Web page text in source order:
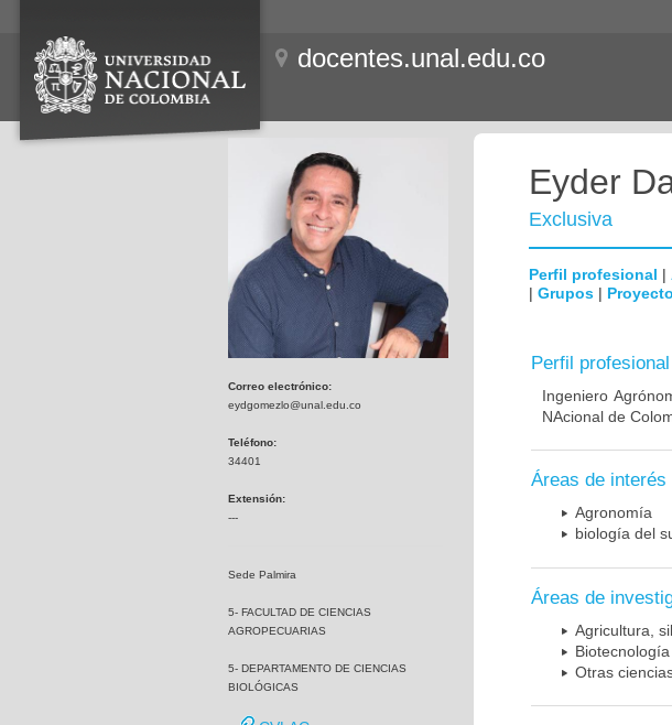
docentes.unal.edu.co
Correo electrónico:
eydgomezlo@unal.edu.co
Teléfono:
34401
Extensión:
---
Sede Palmira
5- FACULTAD DE CIENCIAS
AGROPECUARIAS
5- DEPARTAMENTO DE CIENCIAS
BIOLÓGICAS
Eyder
Exclusiva
Perfil profesional |
| Grupos |
Perfil profesional
Ingeniero
NAcional de
Áreas de interés
Agronomía
biología del
Áreas de
Agricultura,
Otras